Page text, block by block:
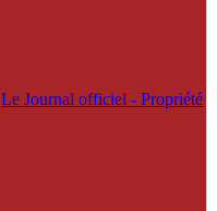
Le Journal officiel - Propriété